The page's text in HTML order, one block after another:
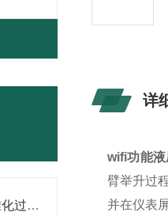
无人值守电子地磅的标准化过磅运行流程分享
详
wifi功能
臂举升过
并在仪表